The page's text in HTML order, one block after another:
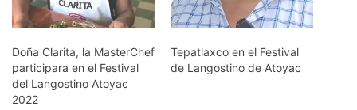
Doña Clarita, la MasterChef
participara en el Festival
del Langostino Atoyac
2022
Tepatlaxco en el Festival
de Langostino de Atoyac